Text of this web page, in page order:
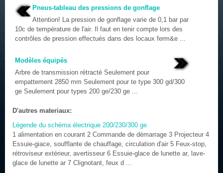
Pneus-tableau des pressions de gonflage
Attention! La pression de gonflage varie de 0,1 bar par
10c de température de l'air. Il faut en tenir compte lors des
contrôles de pression effectués dans des locaux ferm&e ...
Modèles équipés
Arbre de transmission rétracté Seulement pour
empattement 2850 mm Seulement pour te type 300 gd/300
ge Seulement pour types 200 ge/230 ge ...
D'autres materiaux:
Légende du schéma électrique 200/230/300 ge
1 alimentation en courant 2 Commande de démarrage 3 Projecteur 4
Essuie-giace, soufflante de chauffage, circulation d'air 5 Feux-stop,
rétroviseur extérieur, avertisseur 6 Essuie-glace de lunette ar, lave-
glace de lunette ar 7 Clignotant, feux d ...